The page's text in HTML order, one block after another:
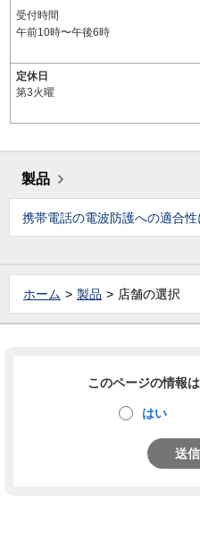
受付時間
午前10時〜午後6時
定休日
第3火曜
製品
携帯電話の電波防護への適合性
ホーム 製品 店舗の選択
このページの情報
はい
送